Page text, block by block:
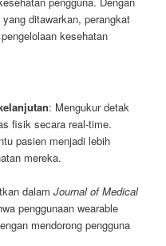
ditawarkan, perangkat
kesehatan
: Mengukur detak
fisik secara real-time.
pasien menjadi lebih
mereka.
dalamJournal of Medical
penggunaan wearable
mendorong pengguna